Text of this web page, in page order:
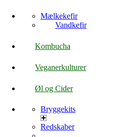
Mælkekefir
Vandkefir
Kombucha
Veganerkulturer
Øl og Cider
Bryggekits
Redskaber